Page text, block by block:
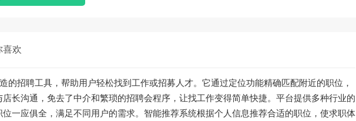
喜欢
的招聘工具，帮助用户轻松找到工作或招募人才。它通过定位功能精确匹配附近的职位，
长沟通，免去了中介和繁琐的招聘会程序，让找工作变得简单快捷。平台提供多种行业的
一应俱全，满足不同用户的需求。智能推荐系统根据个人信息推荐合适的职位，使求职体